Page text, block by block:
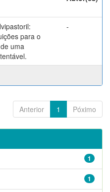
para o
uma
-
Anterior 1 Póximo
1
1